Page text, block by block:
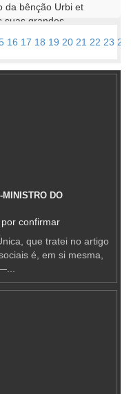
da bênção Urbi et
grandes...
16 17 18 19 20 21 22 23 24
DO
confirmar
que tratei no artigo
é, em si mesma,